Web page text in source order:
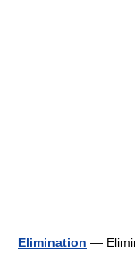
Elimination —